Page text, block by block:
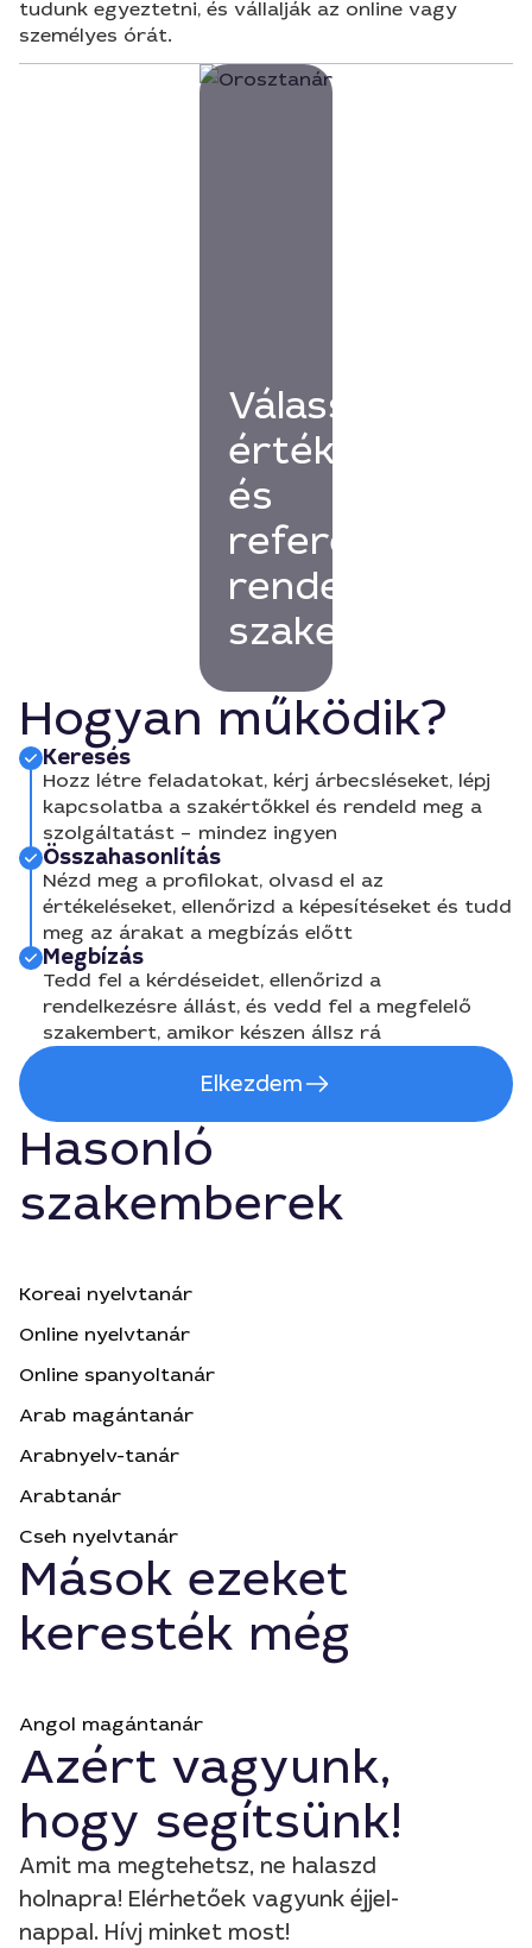
tudunk egyeztetni, és vállalják az online vagy
személyes órát.
Válassz
értékelésekkel
és
referenciákkal
rendelkező
szakembert!
Hogyan működik?
Keresés
Hozz létre feladatokat, kérj árbecsléseket, lépj
kapcsolatba a szakértőkkel és rendeld meg a
szolgáltatást – mindez ingyen
Összahasonlítás
Nézd meg a profilokat, olvasd el az
értékeléseket, ellenőrizd a képesítéseket és tudd
meg az árakat a megbízás előtt
Megbízás
Tedd fel a kérdéseidet, ellenőrizd a
rendelkezésre állást, és vedd fel a megfelelő
szakembert, amikor készen állsz rá
Elkezdem
Hasonló
szakemberek
Koreai nyelvtanár
Online nyelvtanár
Online spanyoltanár
Arab magántanár
Arabnyelv-tanár
Arabtanár
Cseh nyelvtanár
Mások ezeket
keresték még
Angol magántanár
Azért vagyunk,
hogy segítsünk!
Amit ma megtehetsz, ne halaszd
holnapra! Elérhetőek vagyunk éjjel-
nappal. Hívj minket most!